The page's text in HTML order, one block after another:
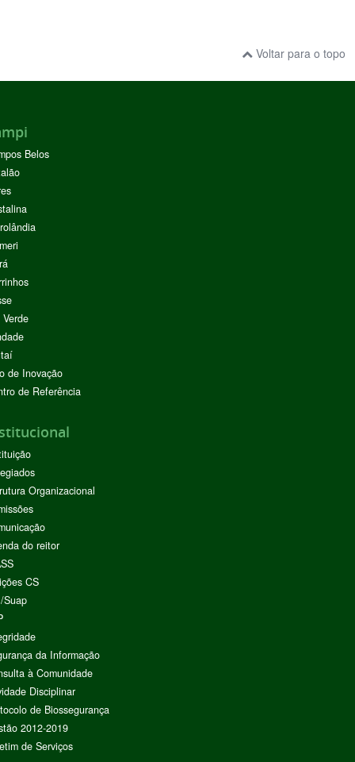
Voltar para o topo
Belos
de Inovação
de Referência
Organizacional
do reitor
CS
Suap
da Informação
à Comunidade
Disciplinar
de Biossegurança
2012-2019
de Serviços